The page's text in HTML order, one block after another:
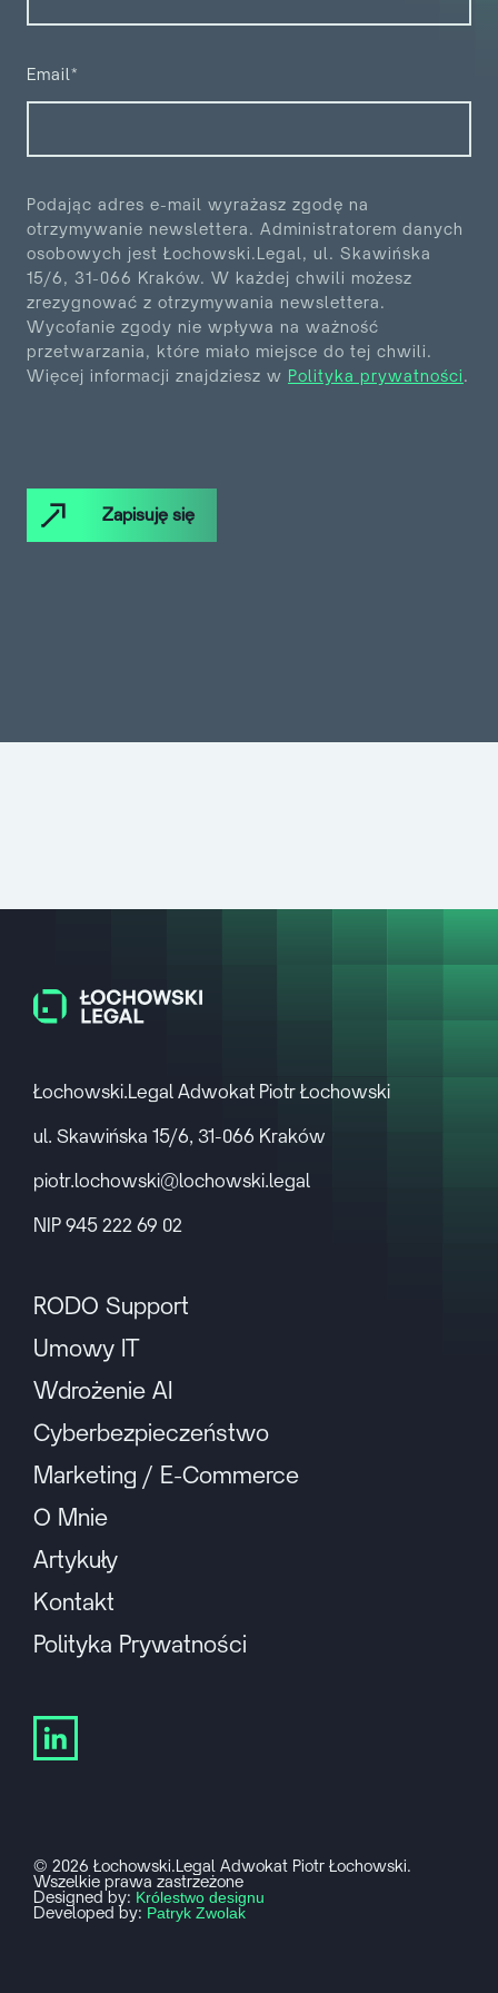
Email*
Podając adres e-mail wyrażasz zgodę na
otrzymywanie newslettera. Administratorem danych
osobowych jest Łochowski.Legal, ul. Skawińska
15/6, 31-066 Kraków. W każdej chwili możesz
zrezygnować z otrzymywania newslettera.
Wycofanie zgody nie wpływa na ważność
przetwarzania, które miało miejsce do tej chwili.
Więcej informacji znajdziesz w Polityka prywatności.
Zapisuję się
Łochowski.Legal Adwokat Piotr Łochowski
ul. Skawińska 15/6, 31-066 Kraków
piotr.lochowski@lochowski.legal
NIP 945 222 69 02
RODO Support
Umowy IT
Wdrożenie AI
Cyberbezpieczeństwo
Marketing / E-Commerce
O Mnie
Artykuły
Kontakt
Polityka Prywatności
© 2026 Łochowski.Legal Adwokat Piotr Łochowski.
Wszelkie prawa zastrzeżone
Designed by: Królestwo designu
Developed by: Patryk Zwolak